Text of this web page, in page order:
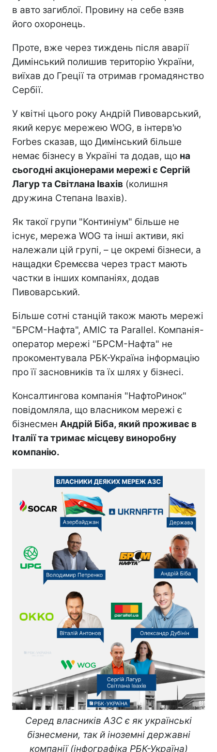
в авто загиблої. Провину на себе взяв
його охоронець.
Проте, вже через тиждень після аварії
Димінський полишив територію України,
виїхав до Греції та отримав громадянство
Сербії.
У квітні цього року Андрій Пивоварський,
який керує мережею WOG, в інтерв'ю
Forbes сказав, що Димінський більше
немає бізнесу в Україні та додав, що на
сьогодні акціонерами мережі є Сергій
Лагур та Світлана Івахів (колишня
дружина Степана Івахів).
Як такої групи "Континіум" більше не
існує, мережа WOG та інші активи, які
належали цій групі, – це окремі бізнеси, а
нащадки Єремєєва через траст мають
частки в інших компаніях, додав
Пивоварський.
Більше сотні станцій також мають мережі
"БРСМ-Нафта", AMIC та Parallel. Компанія-
оператор мережі "БРСМ-Нафта" не
прокоментувала РБК-Україна інформацію
про її засновників та їх шлях у бізнесі.
Консалтингова компанія "НафтоРинок"
повідомляла, що власником мережі є
бізнесмен Андрій Біба, який проживає в
Італії та тримає місцеву виноробну
компанію.
Серед власників АЗС є як українські
бізнесмени, так й іноземні державні
компанії (інфографіка РБК-Україна)